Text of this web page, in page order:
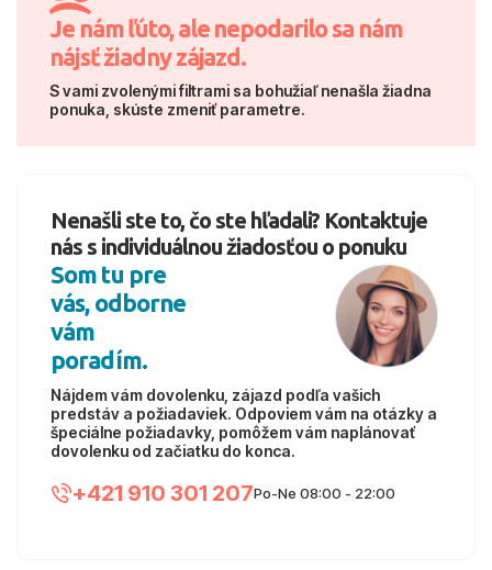
Je nám ľúto, ale nepodarilo sa nám
nájsť žiadny zájazd.
S vami zvolenými filtrami sa bohužiaľ nenašla žiadna
ponuka, skúste zmeniť parametre.
Nenašli ste to, čo ste hľadali? Kontaktuje
nás s individuálnou žiadosťou o ponuku
Som tu pre
vás, odborne
vám
poradím.
Nájdem vám dovolenku, zájazd podľa vašich
predstáv a požiadaviek. Odpoviem vám na otázky a
špeciálne požiadavky, pomôžem vám naplánovať
dovolenku od začiatku do konca.
+421 910 301 207Po-Ne 08:00 - 22:00